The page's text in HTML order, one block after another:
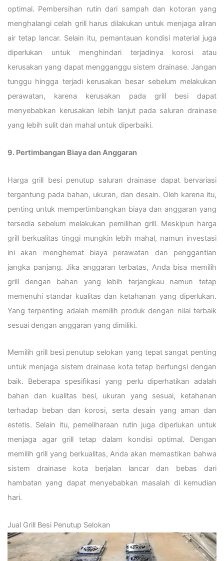
optimal. Pembersihan rutin dari sampah dan kotoran yang
menghalangi celah grill harus dilakukan untuk menjaga aliran
air tetap lancar. Selain itu, pemantauan kondisi material juga
diperlukan untuk menghindari terjadinya korosi atau
kerusakan yang dapat mengganggu sistem drainase. Jangan
tunggu hingga terjadi kerusakan besar sebelum melakukan
perawatan, karena kerusakan pada grill besi dapat
menyebabkan kerusakan lebih lanjut pada saluran drainase
yang lebih sulit dan mahal untuk diperbaiki.
9. Pertimbangan Biaya dan Anggaran
Harga grill besi penutup saluran drainase dapat bervariasi
tergantung pada bahan, ukuran, dan desain. Oleh karena itu,
penting untuk mempertimbangkan biaya dan anggaran yang
tersedia sebelum melakukan pemilihan grill. Meskipun harga
grill berkualitas tinggi mungkin lebih mahal, namun investasi
ini akan menghemat biaya perawatan dan penggantian
jangka panjang. Jika anggaran terbatas, Anda bisa memilih
grill dengan bahan yang lebih terjangkau namun tetap
memenuhi standar kualitas dan ketahanan yang diperlukan.
Yang terpenting adalah memilih produk dengan nilai terbaik
sesuai dengan anggaran yang dimiliki.
Memilih grill besi penutup selokan yang tepat sangat penting
untuk menjaga sistem drainase kota tetap berfungsi dengan
baik. Beberapa spesifikasi yang perlu diperhatikan adalah
bahan dan kualitas besi, ukuran yang sesuai, ketahanan
terhadap beban dan korosi, serta desain yang aman dan
estetis. Selain itu, pemeliharaan rutin juga diperlukan untuk
menjaga agar grill tetap dalam kondisi optimal. Dengan
memilih grill yang berkualitas, Anda akan memastikan bahwa
sistem drainase kota berjalan lancar dan bebas dari
hambatan yang dapat menyebabkan masalah di kemudian
hari.
Jual Grill Besi Penutup Selokan